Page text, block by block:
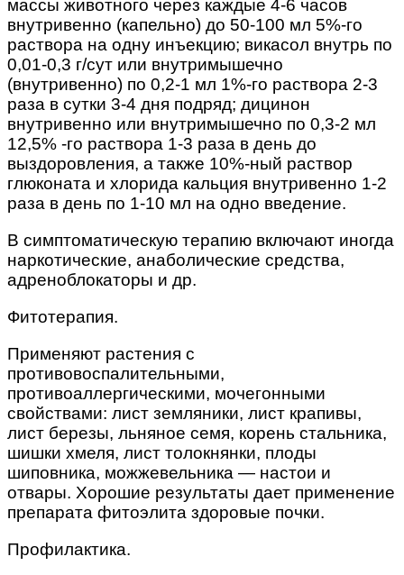
массы животного через каждые 4-6 часов
внутривенно (капельно) до 50-100 мл 5%-го
раствора на одну инъекцию; викасол внутрь по
0,01-0,3 г/сут или внутримышечно
(внутривенно) по 0,2-1 мл 1%-го раствора 2-3
раза в сутки 3-4 дня подряд; дицинон
внутривенно или внутримышечно по 0,3-2 мл
12,5% -го раствора 1-3 раза в день до
выздоровления, а также 10%-ный раствор
глюконата и хлорида кальция внутривенно 1-2
раза в день по 1-10 мл на одно введение.
В симптоматическую терапию включают иногда
наркотические, анаболические средства,
адреноблокаторы и др.
Фитотерапия.
Применяют растения с
противовоспалительными,
противоаллергическими, мочегонными
свойствами: лист земляники, лист крапивы,
лист березы, льняное семя, корень стальника,
шишки хмеля, лист толокнянки, плоды
шиповника, можжевельника — настои и
отвары. Хорошие результаты дает применение
препарата фитоэлита здоровые почки.
Профилактика.